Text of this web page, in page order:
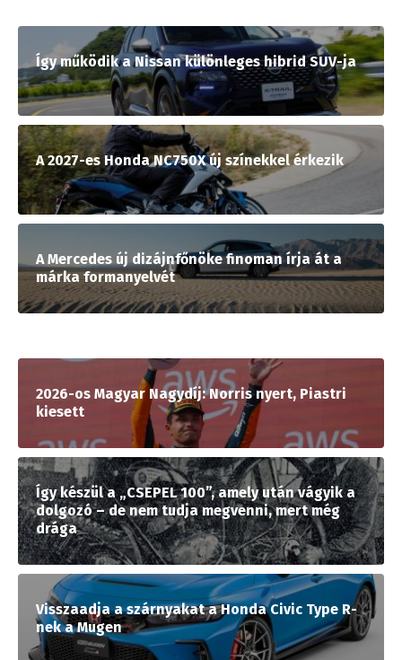
Így működik a Nissan különleges hibrid SUV-ja
A 2027-es Honda NC750X új színekkel érkezik
A Mercedes új dizájnfőnöke finoman írja át a
márka formanyelvét
2026-os Magyar Nagydíj: Norris nyert, Piastri
kiesett
Így készül a „CSEPEL 100”, amely után vágyik a
dolgozó – de nem tudja megvenni, mert még
drága
Visszaadja a szárnyakat a Honda Civic Type R-
nek a Mugen